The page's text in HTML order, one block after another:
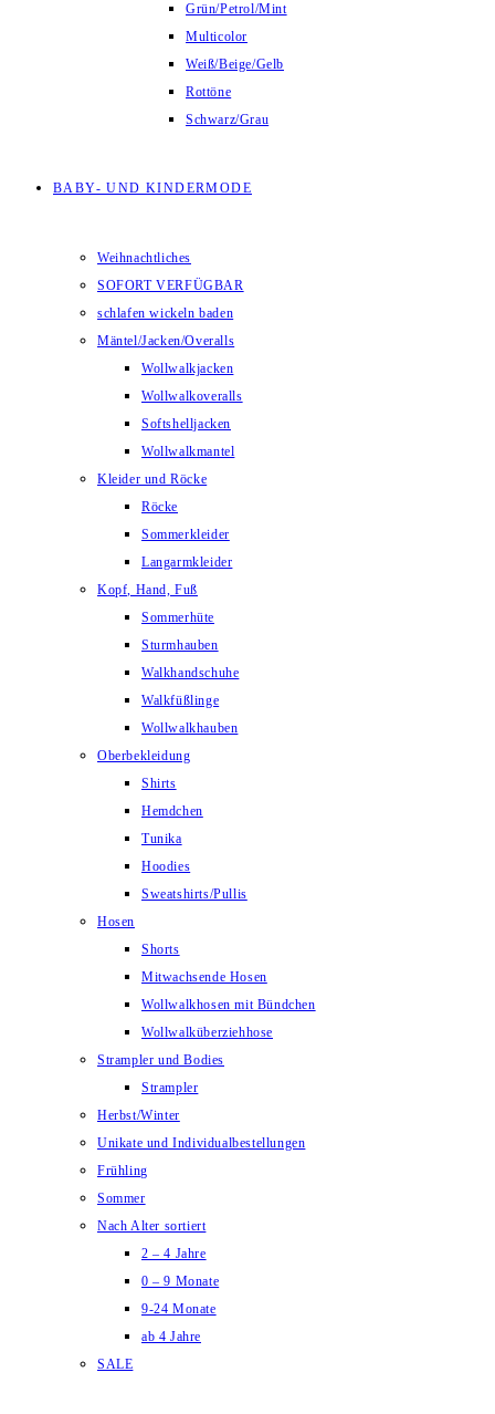
Grün/Petrol/Mint
Multicolor
Weiß/Beige/Gelb
Rottöne
Schwarz/Grau
BABY- UND KINDERMODE
Weihnachtliches
SOFORT VERFÜGBAR
schlafen wickeln baden
Mäntel/Jacken/Overalls
Wollwalkjacken
Wollwalkoveralls
Softshelljacken
Wollwalkmantel
Kleider und Röcke
Röcke
Sommerkleider
Langarmkleider
Kopf, Hand, Fuß
Sommerhüte
Sturmhauben
Walkhandschuhe
Walkfüßlinge
Wollwalkhauben
Oberbekleidung
Shirts
Hemdchen
Tunika
Hoodies
Sweatshirts/Pullis
Hosen
Shorts
Mitwachsende Hosen
Wollwalkhosen mit Bündchen
Wollwalküberziehhose
Strampler und Bodies
Strampler
Herbst/Winter
Unikate und Individualbestellungen
Frühling
Sommer
Nach Alter sortiert
2 – 4 Jahre
0 – 9 Monate
9-24 Monate
ab 4 Jahre
SALE